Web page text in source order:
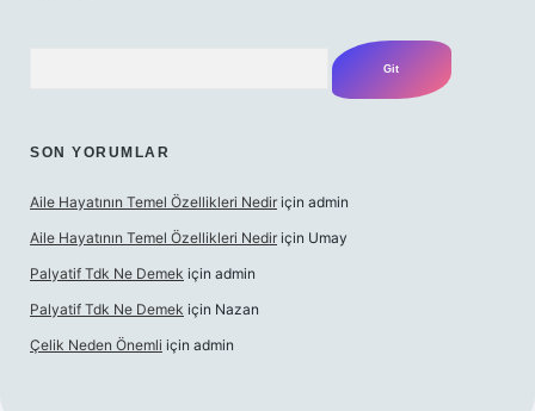
SON YORUMLAR
Aile Hayatının Temel Özellikleri Nedir için admin
Aile Hayatının Temel Özellikleri Nedir için Umay
Palyatif Tdk Ne Demek için admin
Palyatif Tdk Ne Demek için Nazan
Çelik Neden Önemli için admin